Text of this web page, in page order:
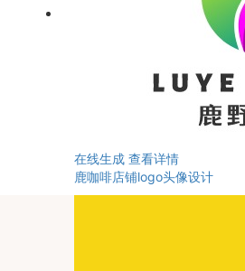
在线生成 查看详情
鹿咖啡店铺logo头像设计